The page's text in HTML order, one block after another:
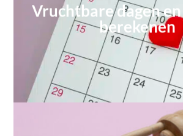
Vruchtbare dagen
berekenen